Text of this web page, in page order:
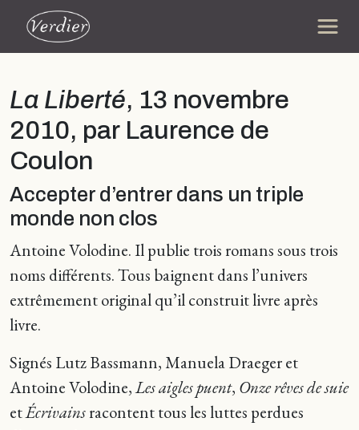
La Liberté, 13 novembre
2010, par Laurence de
Coulon
Accepter d’entrer dans un triple
monde non clos
Antoine Volodine. Il publie trois romans sous trois
noms différents. Tous baignent dans l’univers
extrêmement original qu’il construit livre après
livre.
Signés Lutz Bassmann, Manuela Draeger et
Antoine Volodine,Les aigles puent, Onze rêves de suie
etÉcrivainsracontent tous les luttes perdues